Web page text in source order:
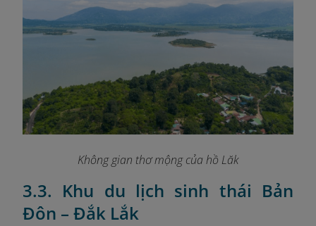
Không gian thơ mộng của hồ Lăk
3.3. Khu du lịch sinh thái Bản
Đôn – Đắk Lắk